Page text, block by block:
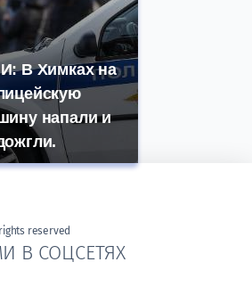
В Химках на
напали и
В СОЦСЕТЯХ
reserved